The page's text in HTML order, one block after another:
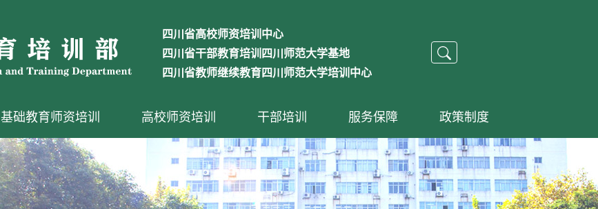
基础教育师资培训 高校师资培训 干部培训 服务保障 政策制度
四川省高校师资培训中心
四川省干部教育培训四川师范大学基地
四川省教师继续教育四川师范大学培训中心